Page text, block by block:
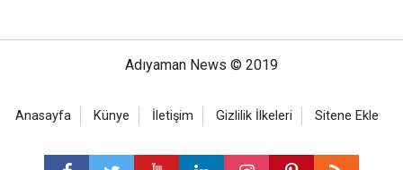
Adıyaman News © 2019
Anasayfa Künye İletişim Gizlilik İlkeleri Sitene Ekle